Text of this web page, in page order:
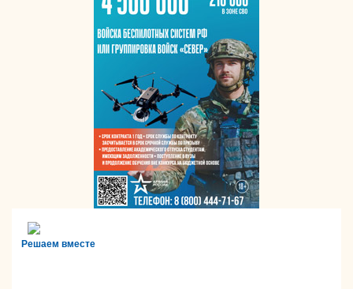
Решаем вместе